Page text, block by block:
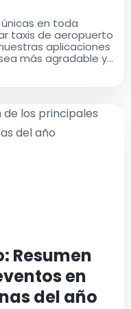
en toda
taxis de aeropuerto
aplicaciones
más agradable y
Resumen
en
del año